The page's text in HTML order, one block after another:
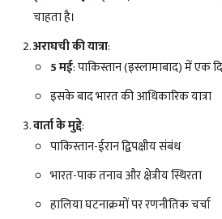
चाहता है।
अराघची की यात्रा:
5 मई: पाकिस्तान (इस्लामाबाद) में एक
इसके बाद भारत की आधिकारिक यात्रा
वार्ता के मुद्दे:
पाकिस्तान-ईरान द्विपक्षीय संबंध
भारत-पाक तनाव और क्षेत्रीय स्थिरता
हालिया घटनाक्रमों पर रणनीतिक चर्चा